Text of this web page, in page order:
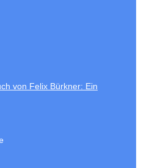
von Felix Bürkner: Ein